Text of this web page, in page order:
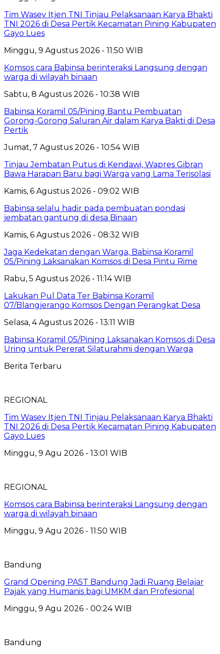
Tim Wasev Itjen TNI Tinjau Pelaksanaan Karya Bhakti
TNI 2026 di Desa Pertik Kecamatan Pining Kabupaten
Gayo Lues
Minggu, 9 Agustus 2026 - 11:50 WIB
Komsos cara Babinsa berinteraksi Langsung dengan
warga di wilayah binaan
Sabtu, 8 Agustus 2026 - 10:38 WIB
Babinsa Koramil 05/Pining Bantu Pembuatan
Gorong-Gorong Saluran Air dalam Karya Bakti di Desa
Pertik
Jumat, 7 Agustus 2026 - 10:54 WIB
Tinjau Jembatan Putus di Kendawi, Wapres Gibran
Bawa Harapan Baru bagi Warga yang Lama Terisolasi
Kamis, 6 Agustus 2026 - 09:02 WIB
Babinsa selalu hadir pada pembuatan pondasi
jembatan gantung di desa Binaan
Kamis, 6 Agustus 2026 - 08:32 WIB
Jaga Kedekatan dengan Warga, Babinsa Koramil
05/Pining Laksanakan Komsos di Desa Pintu Rime
Rabu, 5 Agustus 2026 - 11:14 WIB
Lakukan Pul Data Ter Babinsa Koramil
07/Blangjerango Komsos Dengan Perangkat Desa
Selasa, 4 Agustus 2026 - 13:11 WIB
Babinsa Koramil 05/Pining Laksanakan Komsos di Desa
Uring untuk Pererat Silaturahmi dengan Warga
Berita Terbaru
REGIONAL
Tim Wasev Itjen TNI Tinjau Pelaksanaan Karya Bhakti
TNI 2026 di Desa Pertik Kecamatan Pining Kabupaten
Gayo Lues
Minggu, 9 Agu 2026 - 13:01 WIB
REGIONAL
Komsos cara Babinsa berinteraksi Langsung dengan
warga di wilayah binaan
Minggu, 9 Agu 2026 - 11:50 WIB
Bandung
Grand Opening PAST Bandung Jadi Ruang Belajar
Pajak yang Humanis bagi UMKM dan Profesional
Minggu, 9 Agu 2026 - 00:24 WIB
Bandung